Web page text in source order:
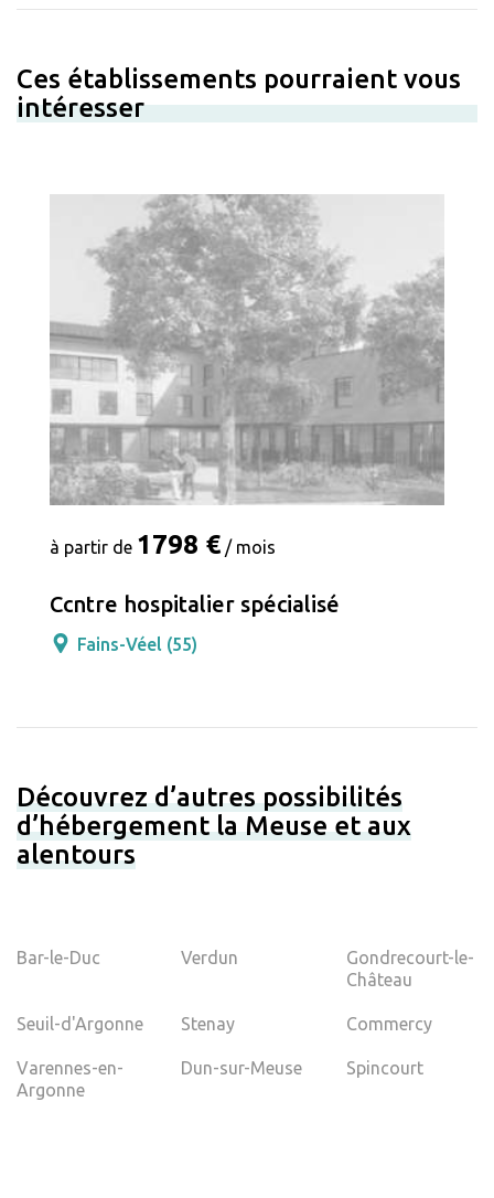
Ces établissements pourraient vous
intéresser
à partir de 1798 € / mois
Ccntre hospitalier spécialisé
Fains-Véel (55)
Découvrez d’autres possibilités
d’hébergement la Meuse et aux
alentours
Bar-le-Duc Verdun
Gondrecourt-le-
Château
Seuil-d'Argonne Stenay Commercy
Varennes-en-
Argonne
Dun-sur-Meuse Spincourt